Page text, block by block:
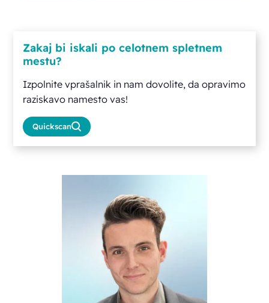
Zakaj bi iskali po celotnem spletnem
mestu?
Izpolnite vprašalnik in nam dovolite, da opravimo
raziskavo namesto vas!
Quickscan